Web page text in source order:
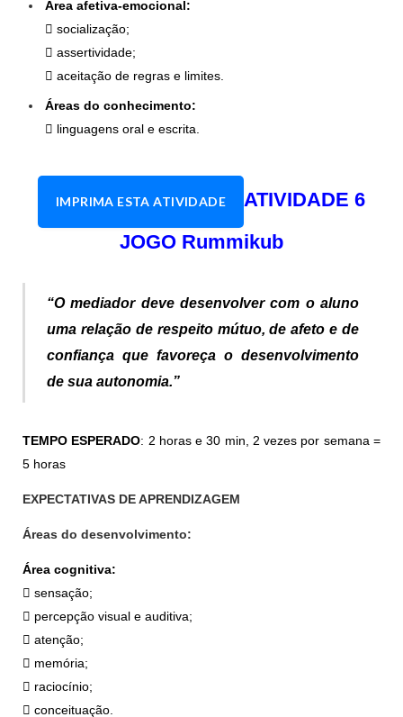
Área afetiva-emocional:
 socialização;
 assertividade;
 aceitação de regras e limites.
Áreas do conhecimento:
 linguagens oral e escrita.
IMPRIMA ESTA ATIVIDADE
ATIVIDADE 6
JOGO Rummikub
“O mediador deve desenvolver com o aluno
uma relação de respeito mútuo, de afeto e de
confiançaque favoreça o desenvolvimento
de sua autonomia.”
TEMPO ESPERADO: 2 horas e 30 min, 2 vezes por semana =
5 horas
EXPECTATIVAS DE APRENDIZAGEM
Áreas do desenvolvimento:
Área cognitiva:
 sensação;
 percepção visual e auditiva;
 atenção;
 memória;
 raciocínio;
 conceituação.